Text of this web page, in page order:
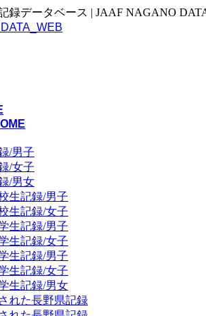
録データベース | JAAF NAGANO
/男子
/女子
/男女
生記録/男子
生記録/女子
生記録/男子
生記録/女子
生記録/男子
生記録/女子
生記録/男女
れた長野県記録